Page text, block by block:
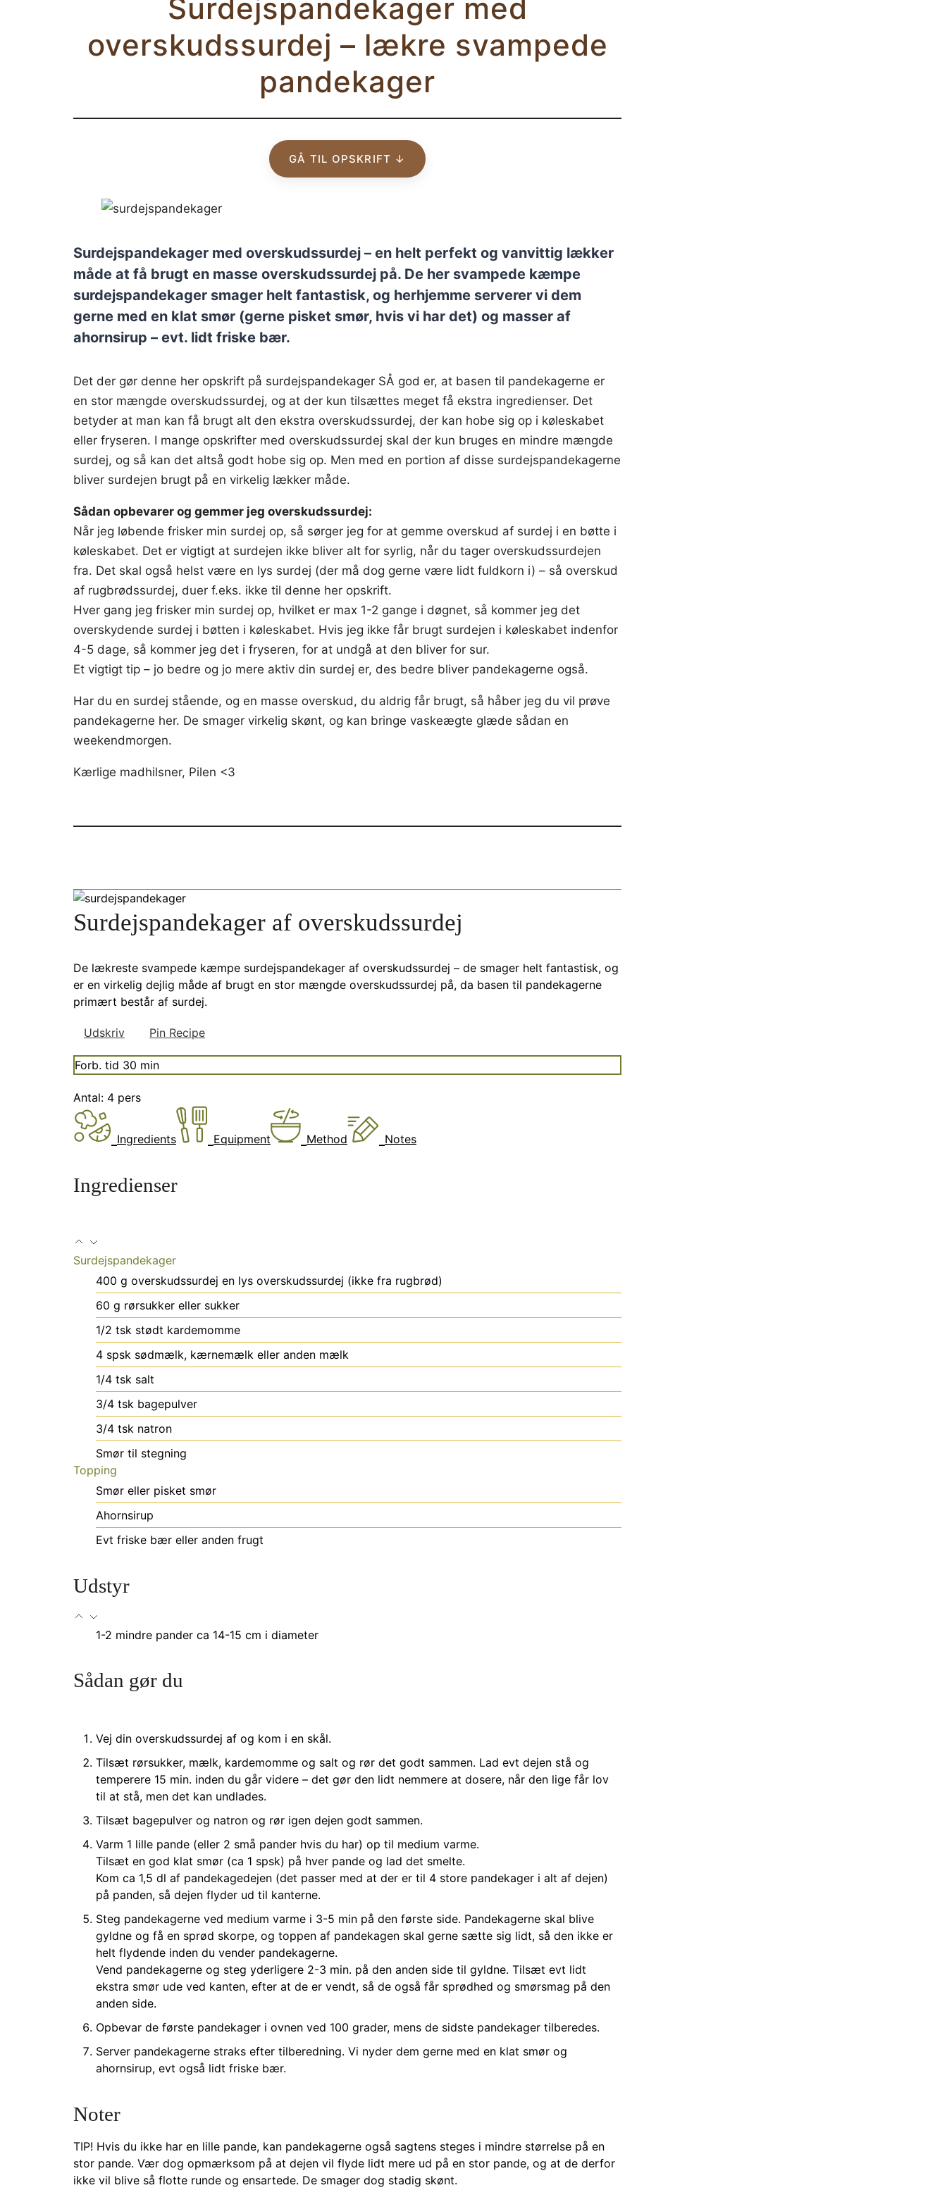
Surdejspandekager med
overskudssurdej – lækre svampede
pandekager
GÅ TIL OPSKRIFT ↓
Surdejspandekager med overskudssurdej – en helt perfekt og vanvittig lækker
måde at få brugt en masse overskudssurdej på. De her svampede kæmpe
surdejspandekager smager helt fantastisk, og herhjemme serverer vi dem
gerne med en klat smør (gerne pisket smør, hvis vi har det) og masser af
ahornsirup – evt. lidt friske bær.
Det der gør denne her opskrift på surdejspandekager SÅ god er, at basen til pandekagerne er
en stor mængde overskudssurdej, og at der kun tilsættes meget få ekstra ingredienser. Det
betyder at man kan få brugt alt den ekstra overskudssurdej, der kan hobe sig op i køleskabet
eller fryseren. I mange opskrifter med overskudssurdej skal der kun bruges en mindre mængde
surdej, og så kan det altså godt hobe sig op. Men med en portion af disse surdejspandekagerne
bliver surdejen brugt på en virkelig lækker måde.
Sådan opbevarer og gemmer jeg overskudssurdej:
Når jeg løbende frisker min surdej op, så sørger jeg for at gemme overskud af surdej i en bøtte i
køleskabet. Det er vigtigt at surdejen ikke bliver alt for syrlig, når du tager overskudssurdejen
fra. Det skal også helst være en lys surdej (der må dog gerne være lidt fuldkorn i) – så overskud
af rugbrødssurdej, duer f.eks. ikke til denne her opskrift.
Hver gang jeg frisker min surdej op, hvilket er max 1-2 gange i døgnet, så kommer jeg det
overskydende surdej i bøtten i køleskabet. Hvis jeg ikke får brugt surdejen i køleskabet indenfor
4-5 dage, så kommer jeg det i fryseren, for at undgå at den bliver for sur.
Et vigtigt tip – jo bedre og jo mere aktiv din surdej er, des bedre bliver pandekagerne også.
Har du en surdej stående, og en masse overskud, du aldrig får brugt, så håber jeg du vil prøve
pandekagerne her. De smager virkelig skønt, og kan bringe vaskeægte glæde sådan en
weekendmorgen.
Kærlige madhilsner, Pilen <3
Surdejspandekager af overskudssurdej
De lækreste svampede kæmpe surdejspandekager af overskudssurdej – de smager helt fantastisk, og
er en virkelig dejlig måde af brugt en stor mængde overskudssurdej på, da basen til pandekagerne
primært består af surdej.
Udskriv Pin Recipe
Forb. tid 30 minutter
min
Antal: 4 pers
Ingredients Equipment Method Notes
Ingredienser
Surdejspandekager
400 g overskudssurdej en lys overskudssurdej (ikke fra rugbrød)
60 g rørsukker eller sukker
1/2 tsk stødt kardemomme
4 spsk sødmælk, kærnemælk eller anden mælk
1/4 tsk salt
3/4 tsk bagepulver
3/4 tsk natron
Smør til stegning
Topping
Smør eller pisket smør
Ahornsirup
Evt friske bær eller anden frugt
Udstyr
1-2 mindre pander ca 14-15 cm i diameter
Sådan gør du
Vej din overskudssurdej af og kom i en skål.
Tilsæt rørsukker, mælk, kardemomme og salt og rør det godt sammen. Lad evt dejen stå og
temperere 15 min. inden du går videre – det gør den lidt nemmere at dosere, når den lige får lov
til at stå, men det kan undlades.
Tilsæt bagepulver og natron og rør igen dejen godt sammen.
Varm 1 lille pande (eller 2 små pander hvis du har) op til medium varme.
Tilsæt en god klat smør (ca 1 spsk) på hver pande og lad det smelte.
Kom ca 1,5 dl af pandekagedejen (det passer med at der er til 4 store pandekager i alt af dejen)
på panden, så dejen flyder ud til kanterne.
Steg pandekagerne ved medium varme i 3-5 min på den første side. Pandekagerne skal blive
gyldne og få en sprød skorpe, og toppen af pandekagen skal gerne sætte sig lidt, så den ikke er
helt flydende inden du vender pandekagerne.
Vend pandekagerne og steg yderligere 2-3 min. på den anden side til gyldne. Tilsæt evt lidt
ekstra smør ude ved kanten, efter at de er vendt, så de også får sprødhed og smørsmag på den
anden side.
Opbevar de første pandekager i ovnen ved 100 grader, mens de sidste pandekager tilberedes.
Server pandekagerne straks efter tilberedning. Vi nyder dem gerne med en klat smør og
ahornsirup, evt også lidt friske bær.
Noter
TIP! Hvis du ikke har en lille pande, kan pandekagerne også sagtens steges i mindre størrelse på en
stor pande. Vær dog opmærksom på at dejen vil flyde lidt mere ud på en stor pande, og at de derfor
ikke vil blive så flotte runde og ensartede. De smager dog stadig skønt.